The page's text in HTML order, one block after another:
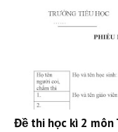
Đề thi học kì 2